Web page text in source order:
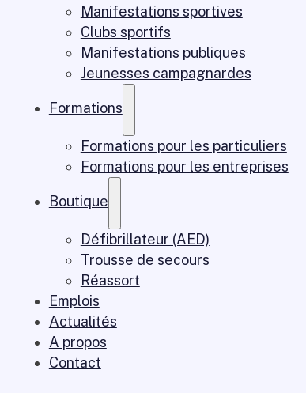
Manifestations sportives
Clubs sportifs
Manifestations publiques
Jeunesses campagnardes
Formations
Formations pour les particuliers
Formations pour les entreprises
Boutique
Défibrillateur (AED)
Trousse de secours
Réassort
Emplois
Actualités
A propos
Contact